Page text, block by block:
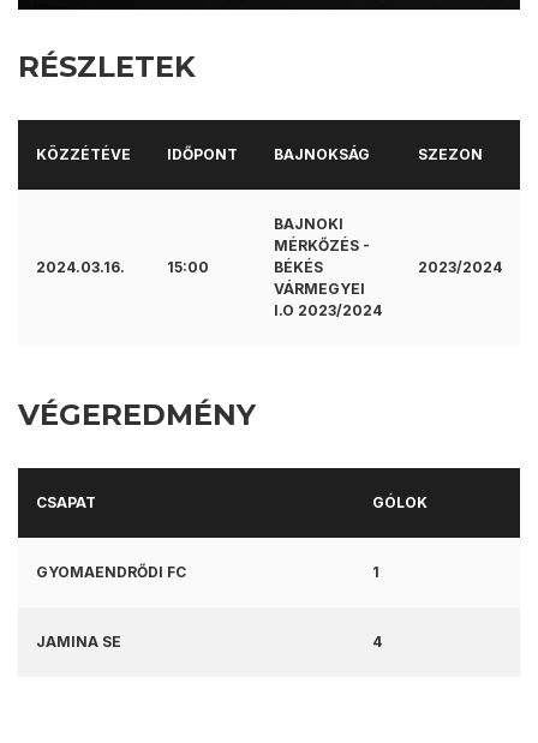
RÉSZLETEK
KÖZZÉTÉVE IDŐPONT BAJNOKSÁG SZEZON
2024.03.16. 15:00
BAJNOKI
MÉRKŐZÉS -
BÉKÉS
VÁRMEGYEI
I.O 2023/2024
2023/2024
VÉGEREDMÉNY
CSAPAT GÓLOK
GYOMAENDRŐDI FC 1
JAMINA SE 4